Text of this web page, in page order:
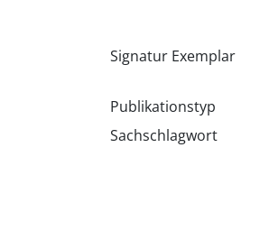
Signatur Exemplar
Publikationstyp
Sachschlagwort